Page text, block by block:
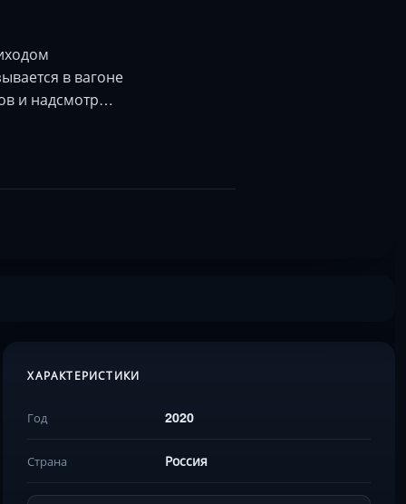
в вагоне
и надсмотр…
ХАРАКТЕРИСТИКИ
Год 2020
Страна Россия